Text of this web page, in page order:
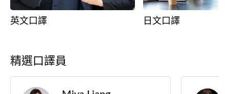
英文口譯 日文口譯
精選口譯員